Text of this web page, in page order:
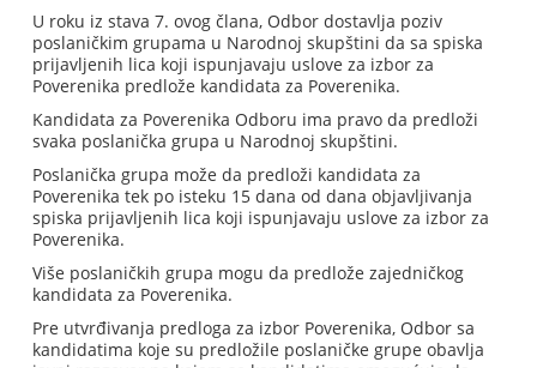
U roku iz stava 7. ovog člana, Odbor dostavlja poziv
poslaničkim grupama u Narodnoj skupštini da sa spiska
prijavljenih lica koji ispunjavaju uslove za izbor za
Poverenika predlože kandidata za Poverenika.
Kandidata za Poverenika Odboru ima pravo da predloži
svaka poslanička grupa u Narodnoj skupštini.
Poslanička grupa može da predloži kandidata za
Poverenika tek po isteku 15 dana od dana objavljivanja
spiska prijavljenih lica koji ispunjavaju uslove za izbor za
Poverenika.
Više poslaničkih grupa mogu da predlože zajedničkog
kandidata za Poverenika.
Pre utvrđivanja predloga za izbor Poverenika, Odbor sa
kandidatima koje su predložile poslaničke grupe obavlja